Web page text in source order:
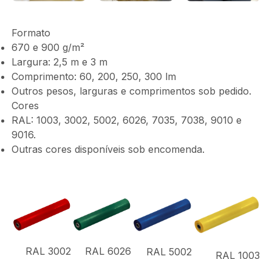
Formato
670 e 900 g/m²
Largura: 2,5 m e 3 m
Comprimento: 60, 200, 250, 300 lm
Outros pesos, larguras e comprimentos sob pedido.
Cores
RAL: 1003, 3002, 5002, 6026, 7035, 7038, 9010 e
9016.
Outras cores disponíveis sob encomenda.
RAL 3002 RAL 6026 RAL 5002 RAL 1003